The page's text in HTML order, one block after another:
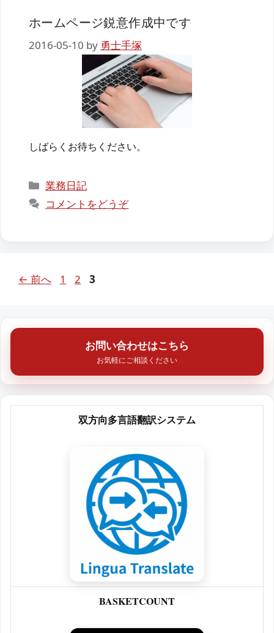
ホームページ鋭意作成中です
2016-05-10 by 勇士手塚
しばらくお待ちください。
カ
テ
業務日記
コメントをどうぞ
← 前へ
ペ
1
ペ
2
ペ
3
お問い合わせはこちら
お気軽にご相談ください
双方向多言語翻訳システム
BASKETCOUNT